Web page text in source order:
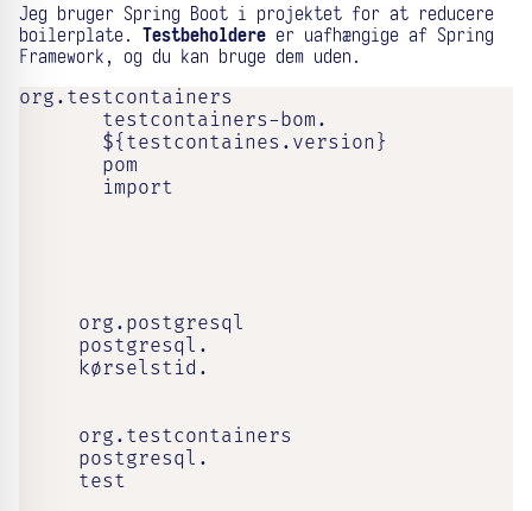
Jeg bruger Spring Boot i projektet for at reducere
boilerplate. Testbeholdere er uafhængige af Spring
Framework, og du kan bruge dem uden.
org.testcontainers
       testcontainers-bom.
       ${testcontaines.version}
       pom
       import
     org.postgresql
     postgresql.
     kørselstid.
     org.testcontainers
     postgresql.
     test